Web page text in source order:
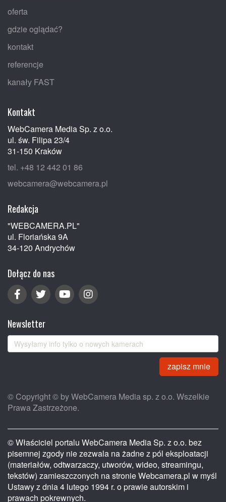
oferta
gdzie oglądać?
kontakt
referencje
kanały FAST
Kontakt
WebCamera Media Sp. z o.o.
ul. św. Filipa 23/4
31-150 Kraków
tel. +48 12 442 01 86
webcamera@webcamera.pl
Redakcja
"WEBCAMERA.PL"
ul. Floriańska 9A
34-120 Andrychów
Dołącz do nas
Newsletter
zapisz mnie
© Copyright © by WebCamera Media sp. z o.o. Wszelkie
Prawa Zastrzeżone.
© Właściciel portalu WebCamera Media Sp. z o.o. bez
pisemnej zgody nie zezwala na żadne z pól eksploatacji
(materiałów, odtwarzaczy, utworów, wideo, streamingu,
tekstów) zamieszczonych na stronie Webcamera.pl w myśl
Ustawy z dnia 4 lutego 1994 r. o prawie autorskim i
prawach pokrewnych.